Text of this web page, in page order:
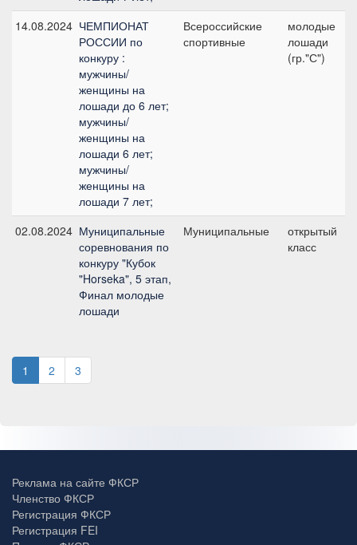
14.08.2024 ЧЕМПИОНАТ
РОССИИ по
конкуру :
мужчины/
женщины на
лошади до 6 лет;
мужчины/
женщины на
лошади 6 лет;
мужчины/
женщины на
лошади 7 лет;
Всероссийские
спортивные
молодые
лошади
(гр."С")
02.08.2024 Муниципальные
соревнования по
конкуру "Кубок
"Horseka", 5 этап,
Финал молодые
лошади
Муниципальные
открытый
класс
1 2 3
Реклама на сайте ФКСР
Членство ФКСР
Регистрация ФКСР
Регистрация FEI